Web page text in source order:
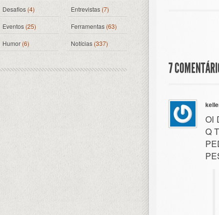
7
OI
Q
Desafios (4) Entrevistas (7)
Eventos (25) Ferramentas (63)
Humor (6) Notícias(337)